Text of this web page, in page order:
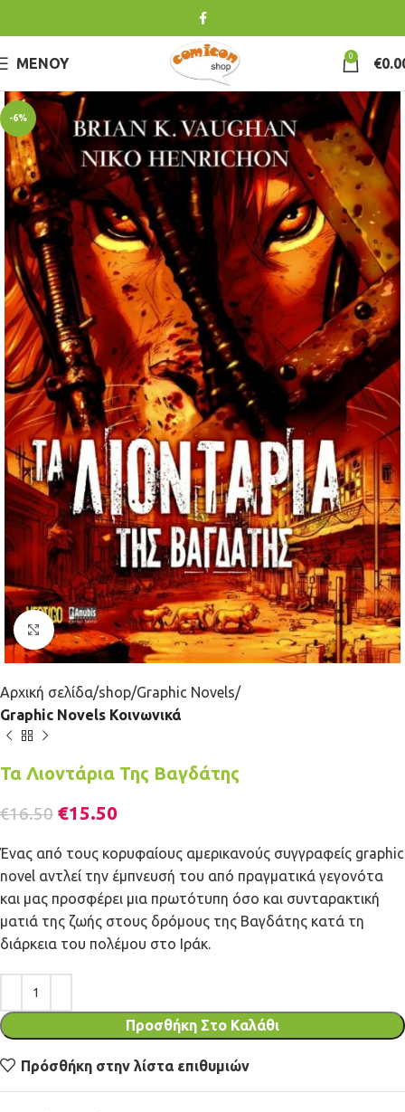
ΜΕΝΟΎ 0 €
-6%
Κλικ για μεγέθυνση
Αρχική σελίδα shop Graphic Novels
Graphic Novels Κοινωνικά
Τα Λιοντάρια Της Βαγδάτης
€16.50 €15.50
Ένας από τους κορυφαίους αμερικανούς συγγραφείς graphic
novel αντλεί την έμπνευσή του από πραγματικά γεγονότα
και μας προσφέρει μια πρωτότυπη όσο και συνταρακτική
ματιά της ζωής στους δρόμους της Βαγδάτης κατά τη
διάρκεια του πολέμου στο Ιράκ.
Προσθήκη Στο Καλάθι
Πρόσθήκη στην λίστα επιθυμιών